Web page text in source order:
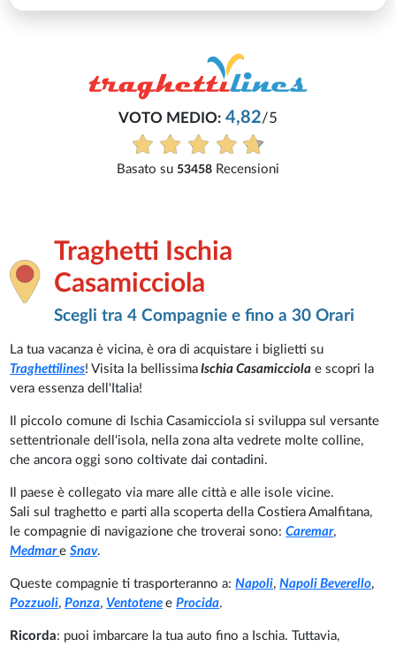
Traghetti Ischia
Casamicciola
Scegli tra 4 Compagnie e fino a 30 Orari
La tua vacanza è vicina, è ora di acquistare i biglietti su
Traghettilines! Visita la bellissima Ischia Casamicciola e scopri la
vera essenza dell'Italia!
Il piccolo comune di Ischia Casamicciola si sviluppa sul versante
settentrionale dell'isola, nella zona alta vedrete molte colline,
che ancora oggi sono coltivate dai contadini.
Il paese è collegato via mare alle città e alle isole vicine.
Sali sul traghetto e parti alla scoperta della Costiera Amalfitana,
le compagnie di navigazione che troverai sono:Caremar,
MedmareSnav.
Queste compagnie ti trasporteranno a:Napoli,Napoli Beverello,
Pozzuoli,Ponza, Ventotene eProcida.
Ricorda: puoi imbarcare la tua auto fino a Ischia. Tuttavia,